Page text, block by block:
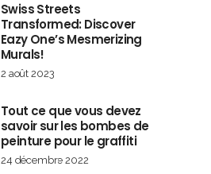
Swiss Streets
Transformed: Discover
Eazy One’s Mesmerizing
Murals!
2 août 2023
Tout ce que vous devez
savoir sur les bombes de
peinture pour le graffiti
24 décembre 2022